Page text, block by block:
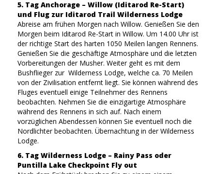
5. Tag Anchorage – Willow (Iditarod Re-Start)
und Flug zur Iditarod Trail Wilderness Lodge
Abreise am frühen Morgen nach Willow. Genießen Sie den
Morgen beim Iditarod Re-Start in Willow. Um 14.00 Uhr ist
der richtige Start des harten 1050 Meilen langen Rennens.
Genießen Sie die geschäftige Atmosphäre und die letzten
Vorbereitungen der Musher. Weiter geht es mit dem
Bushflieger zur Wilderness Lodge, welche ca. 70 Meilen
von der Zivilisation entfernt liegt. Sie können während des
Fluges eventuell einige Teilnehmer des Rennens
beobachten. Nehmen Sie die einzigartige Atmosphäre
während des Rennens in sich auf. Nach einem
vorzüglichen Abendessen können Sie eventuell noch die
Nordlichter beobachten. Übernachtung in der Wilderness
Lodge.
6. Tag Wilderness Lodge – Rainy Pass oder
Puntilla Lake Checkpoint Fly out